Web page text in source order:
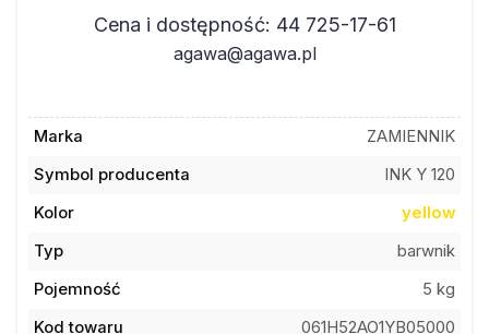
Cena i dostępność: 44 725-17-61
agawa@agawa.pl
Marka
ZAMIENNIK
Symbol producenta
INK Y 120
Kolor
yellow
Typ
barwnik
Pojemność
5 kg
Kod towaru
061H52AO1YB05000